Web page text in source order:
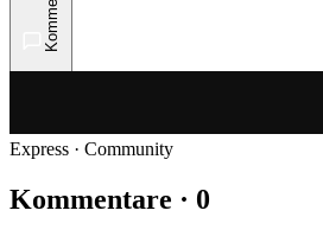
Express · Community
Kommentare · 0